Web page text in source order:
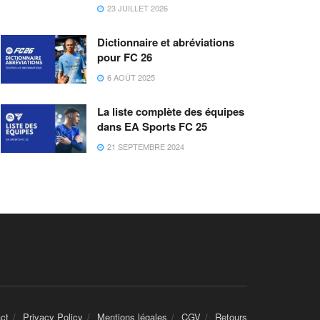
23 JUILLET 2026
Dictionnaire et abréviations
pour FC 26
6 AOÛT 2025
La liste complète des équipes
dans EA Sports FC 25
21 SEPTEMBRE 2024
Privacy Policy Mentions légales CGV Retours